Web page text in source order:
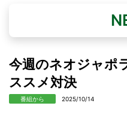
今週のネオジャポ
ススメ対決
番組から 2025/10/14